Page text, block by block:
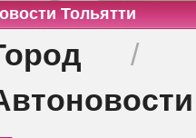
Тольятти
/